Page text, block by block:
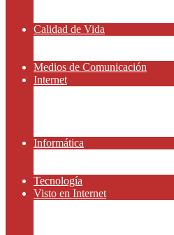
Calidad de Vida
Medios de Comunicación
Internet
Informática
Tecnología
Visto en Internet